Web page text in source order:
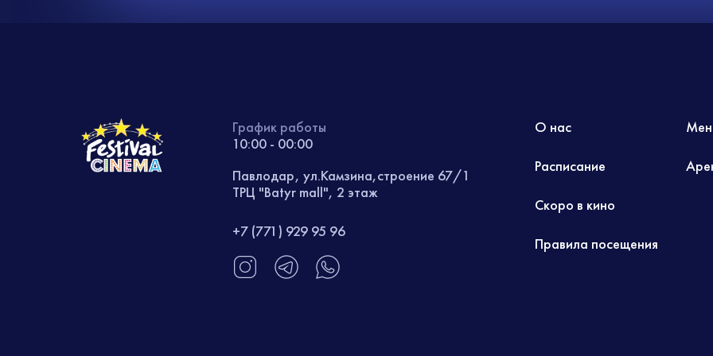
График работы
10:00 - 00:00
Павлодар, ул.Камзина,строение 67/1
ТРЦ "Batyr mall", 2 этаж
+7 (771) 929 95 96
О нас
Расписание
Скоро в кино
Правила посещения